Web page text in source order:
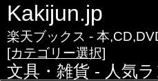
Kakijun.jp
楽天ブックス - 本
[カテゴリー選択]
文具・雑貨 - 人気